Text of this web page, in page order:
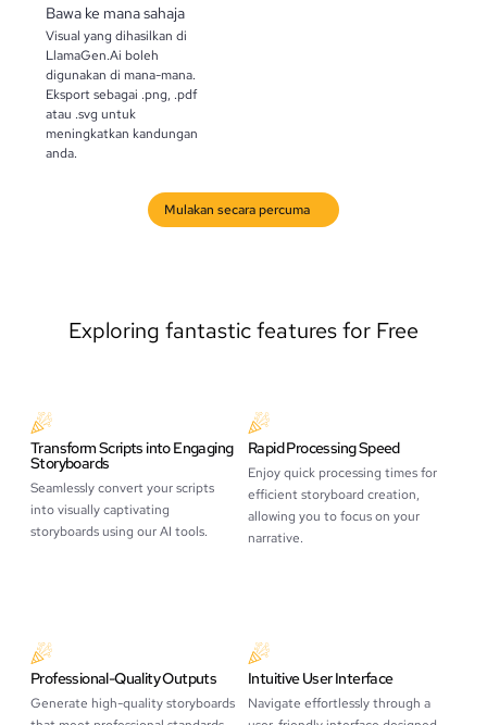
Bawa ke mana sahaja
Visual yang dihasilkan di
LlamaGen.Ai boleh
digunakan di mana-mana.
Eksport sebagai .png, .pdf
atau .svg untuk
meningkatkan kandungan
anda.
Mulakan secara percuma
Exploring fantastic features for Free
Transform Scripts into Engaging
Storyboards
Seamlessly convert your scripts
into visually captivating
storyboards using our AI tools.
Rapid Processing Speed
Enjoy quick processing times for
efficient storyboard creation,
allowing you to focus on your
narrative.
Professional-Quality Outputs
Generate high-quality storyboards
Intuitive User Interface
Navigate effortlessly through a